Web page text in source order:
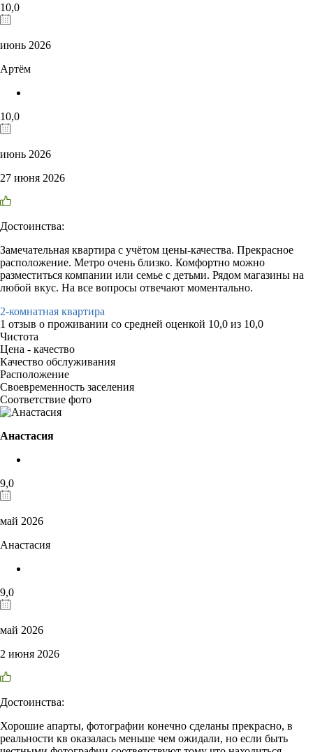
10,0
июнь 2026
Артём
10,0
июнь 2026
27 июня 2026
Достоинства:
Замечательная квартира с учётом цены-качества. Прекрасное
расположение. Метро очень близко. Комфортно можно
разместиться компании или семье с детьми. Рядом магазины на
любой вкус. На все вопросы отвечают моментально.
2-комнатная квартира
1 отзыв о проживании со средней оценкой 10,0 из 10,0
Чистота
Цена - качество
Качество обслуживания
Расположение
Своевременность заселения
Соответствие фото
Анастасия
9,0
май 2026
Анастасия
9,0
май 2026
2 июня 2026
Достоинства:
Хорошие апарты, фотографии конечно сделаны прекрасно, в
реальности кв оказалась меньше чем ожидали, но если быть